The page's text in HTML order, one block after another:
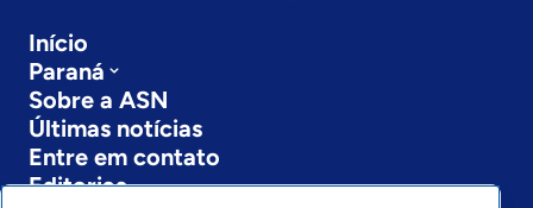
Início
Paraná
Sobre a ASN
Últimas notícias
Entre em contato
Editorias